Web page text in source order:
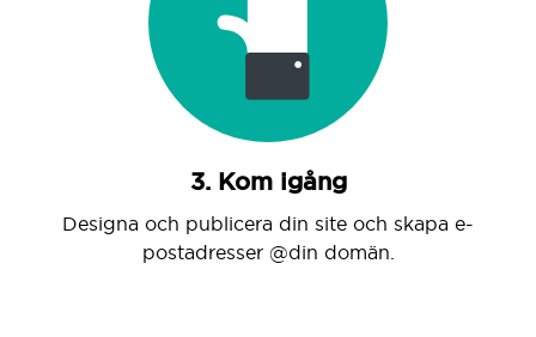
3. Kom igång
Designa och publicera din site och skapa e-
postadresser @din domän.